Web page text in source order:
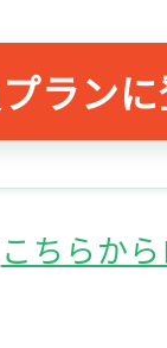
ラン
こちらか